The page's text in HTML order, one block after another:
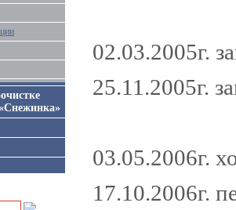
02.03.2005г.
25.11.2005г.
03.05.2006г.
17.10.2006г.